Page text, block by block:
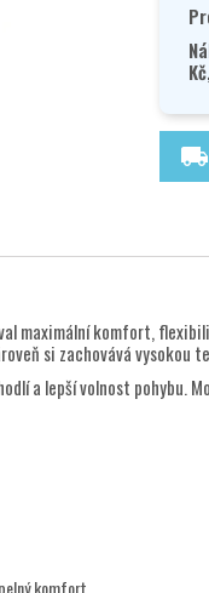
local_shipping
maximální komfort,
si zachovává vysokou
a lepší volnost pohybu.
komfort